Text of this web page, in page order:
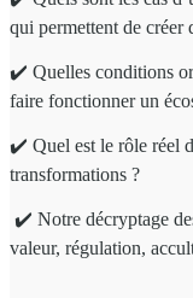
qui permettent de créer
✔️ Quelles conditions
faire fonctionner un
✔️ Quel est le rôle réel
transformations ?
✔️ Notre décryptage
valeur, régulation,